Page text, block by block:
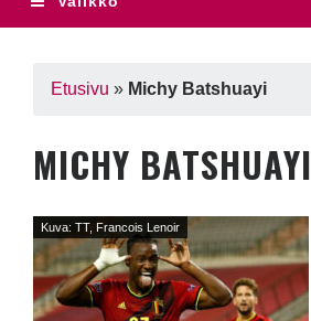
Etusivu » Michy Batshuayi
MICHY BATSHUAYI
Kuva: TT, Francois Lenoir